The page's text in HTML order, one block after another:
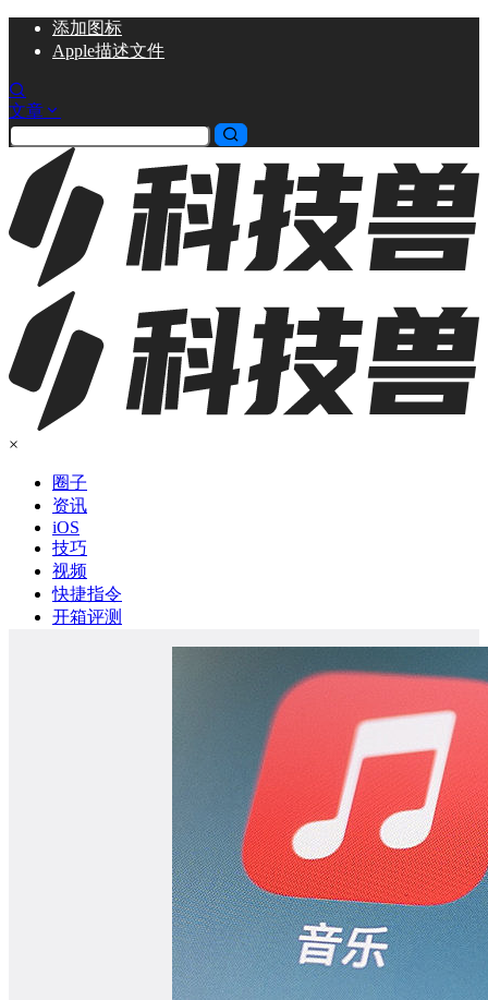
添加图标
Apple描述文件
文章
×
圈子
资讯
iOS
技巧
视频
快捷指令
开箱评测